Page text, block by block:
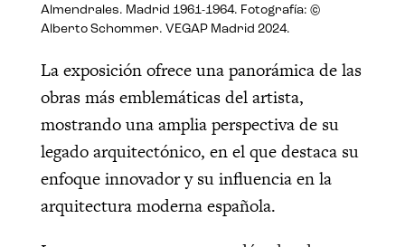
Almendrales. Madrid 1961-1964. Fotografía: ©
Alberto Schommer. VEGAP Madrid 2024.
La exposición ofrece una panorámica de las
obras más emblemáticas del artista,
mostrando una amplia perspectiva de su
legado arquitectónico, en el que destaca su
enfoque innovador y su influencia en la
arquitectura moderna española.